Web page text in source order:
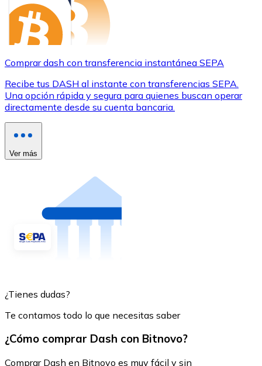
Comprar dash con transferencia instantánea SEPA
Recibe tus DASH al instante con transferencias SEPA.
Una opción rápida y segura para quienes buscan operar
directamente desde su cuenta bancaria.
Ver más
¿Tienes dudas?
Te contamos todo lo que necesitas saber
¿Cómo comprar Dash con Bitnovo?
Comprar Dash en Bitnovo es muy fácil y sin